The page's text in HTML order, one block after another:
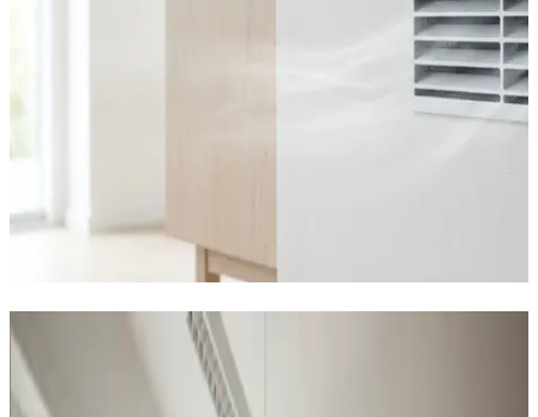
Industriventilation i Kerteminde —
alle brancher